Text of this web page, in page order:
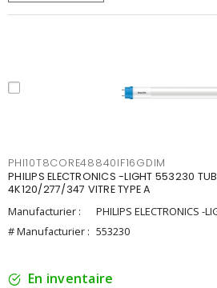
PHI10T8CORE48840IF16GDIM
PHILIPS ELECTRONICS -LIGHT 553230
4K120/277/347 VITRE TYPE A
Manufacturier :
PHILIPS ELECTRONICS -
# Manufacturier : 553230
En inventaire